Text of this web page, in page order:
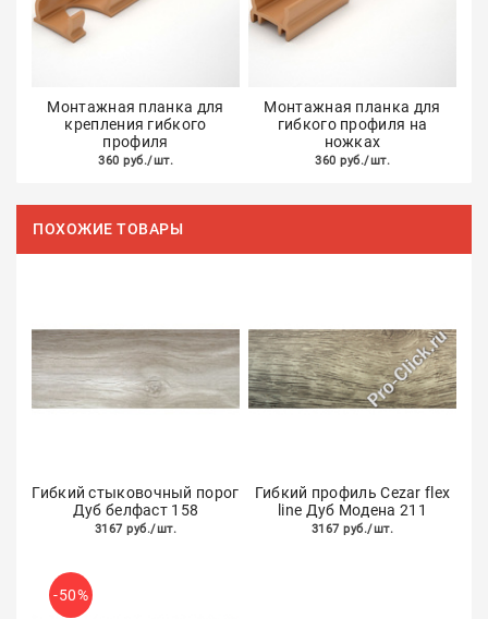
Монтажная планка для
крепления гибкого
профиля
360 руб./шт.
Монтажная планка для
гибкого профиля на
ножках
360 руб./шт.
ПОХОЖИЕ ТОВАРЫ
Гибкий стыковочный порог
Дуб белфаст 158
3167 руб./шт.
Гибкий профиль Cezar flex
line Дуб Модена 211
3167 руб./шт.
-50%